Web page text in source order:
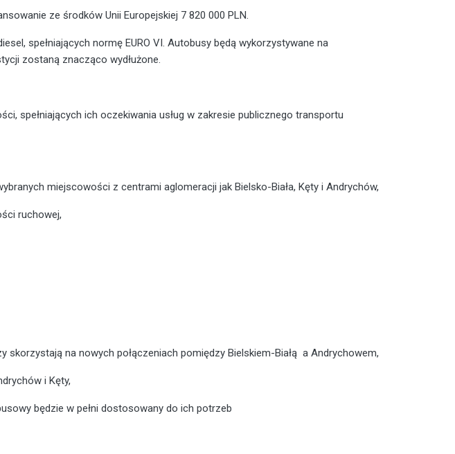
ze środków Unii Europejskiej 7 820 000 PLN.
spełniających normę EURO VI. Autobusy będą wykorzystywane na
zostaną znacząco wydłużone.
spełniających ich oczekiwania usług w zakresie publicznego transportu
miejscowości z centrami aglomeracji jak Bielsko-Biała, Kęty i Andrychów,
ruchowej,
skorzystają na nowych połączeniach pomiędzy Bielskiem-Białą a Andrychowem,
i Kęty,
będzie w pełni dostosowany do ich potrzeb